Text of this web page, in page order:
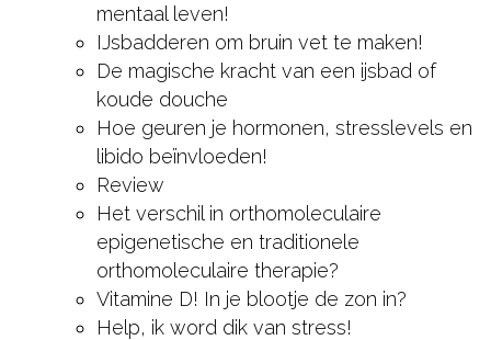
mentaal leven!
IJsbadderen om bruin vet te maken!
De magische kracht van een ijsbad of
koude douche
Hoe geuren je hormonen, stresslevels en
libido beïnvloeden!
Review
Het verschil in orthomoleculaire
epigenetische en traditionele
orthomoleculaire therapie?
Vitamine D! In je blootje de zon in?
Help, ik word dik van stress!